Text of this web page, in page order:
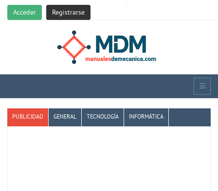
Acceder Registrarse
PUBLICIDAD GENERAL TECNOLOGÍA INFORMÁTICA